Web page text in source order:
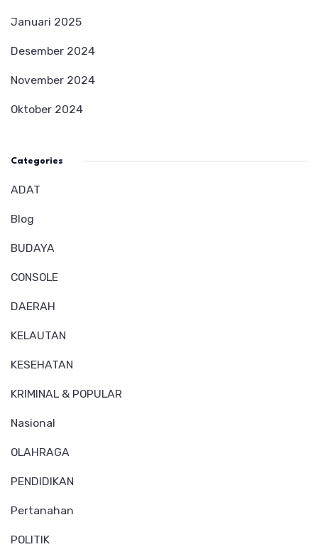
Januari 2025
Desember 2024
November 2024
Oktober 2024
Categories
ADAT
Blog
BUDAYA
CONSOLE
DAERAH
KELAUTAN
KESEHATAN
KRIMINAL & POPULAR
Nasional
OLAHRAGA
PENDIDIKAN
Pertanahan
POLITIK